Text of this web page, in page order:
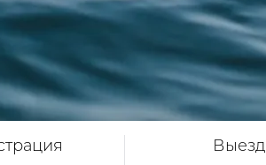
Выезд